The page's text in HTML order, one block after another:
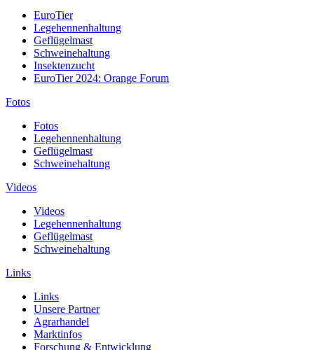
EuroTier
Legehennenhaltung
Geflügelmast
Schweinehaltung
Insektenzucht
EuroTier 2024: Orange Forum
Fotos
Fotos
Legehennenhaltung
Geflügelmast
Schweinehaltung
Videos
Videos
Legehennenhaltung
Geflügelmast
Schweinehaltung
Links
Links
Unsere Partner
Agrarhandel
Marktinfos
Forschung & Entwicklung